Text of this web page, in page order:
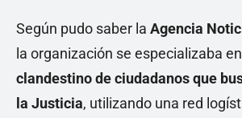
Según pudo saber la Agencia
la organización se especializaba en
clandestino de ciudadanos que
la Justicia, utilizando una red